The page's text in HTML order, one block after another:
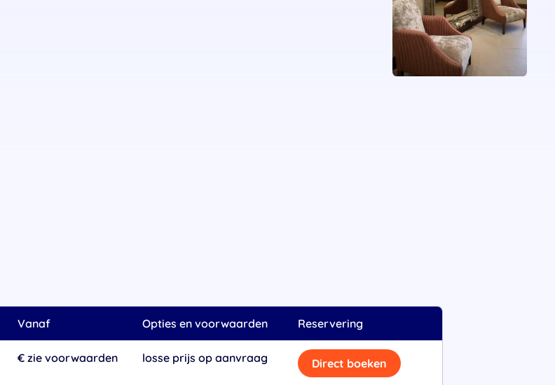
Vanaf Opties en voorwaarden Reservering
€ zie voorwaarden losse prijs op aanvraag Direct boeken